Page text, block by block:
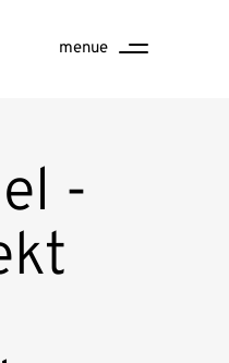
menue
-